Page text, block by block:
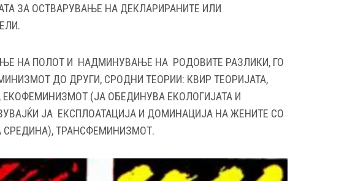
ЗА ОСТВАРУВАЊЕ НА ДЕКЛАРИРАНИТЕ ИЛИ
НА ПОЛОТ И НАДМИНУВАЊЕ НА РОДОВИТЕ РАЗЛИКИ, ГО
ДО ДРУГИ, СРОДНИ ТЕОРИИ: КВИР ТЕОРИЈАТА,
(ЈА ОБЕДИНУВА ЕКОЛОГИЈАТА И
ЈА ЕКСПЛОАТАЦИЈА И ДОМИНАЦИЈА НА ЖЕНИТЕ СО
ТРАНСФЕМИНИЗМОТ.